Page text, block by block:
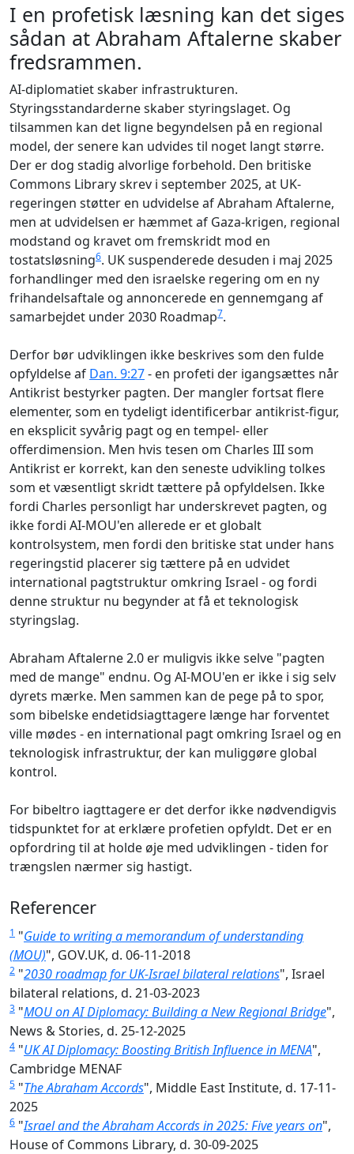
I en profetisk læsning kan det siges
sådan at Abraham Aftalerne skaber
fredsrammen.
AI-diplomatiet skaber infrastrukturen.
Styringsstandarderne skaber styringslaget. Og
tilsammen kan det ligne begyndelsen på en regional
model, der senere kan udvides til noget langt større.
Der er dog stadig alvorlige forbehold. Den britiske
Commons Library skrev i september 2025, at UK-
regeringen støtter en udvidelse af Abraham Aftalerne,
men at udvidelsen er hæmmet af Gaza-krigen, regional
modstand og kravet om fremskridt mod en
tostatsløsning6. UK suspenderede desuden i maj 2025
forhandlinger med den israelske regering om en ny
frihandelsaftale og annoncerede en gennemgang af
samarbejdet under 2030 Roadmap7.
Derfor bør udviklingen ikke beskrives som den fulde
opfyldelse af Dan. 9:27- en profeti der igangsættes når
Antikrist bestyrker pagten. Der mangler fortsat flere
elementer, som en tydeligt identificerbar antikrist-figur,
en eksplicit syvårig pagt og en tempel- eller
offerdimension. Men hvis tesen om Charles III som
Antikrist er korrekt, kan den seneste udvikling tolkes
som et væsentligt skridt tættere på opfyldelsen. Ikke
fordi Charles personligt har underskrevet pagten, og
ikke fordi AI-MOU'en allerede er et globalt
kontrolsystem, men fordi den britiske stat under hans
regeringstid placerer sig tættere på en udvidet
international pagtstruktur omkring Israel - og fordi
denne struktur nu begynder at få et teknologisk
styringslag.
Abraham Aftalerne 2.0 er muligvis ikke selve "pagten
med de mange" endnu. Og AI-MOU'en er ikke i sig selv
dyrets mærke. Men sammen kan de pege på to spor,
som bibelske endetidsiagttagere længe har forventet
ville mødes - en international pagt omkring Israel og en
teknologisk infrastruktur, der kan muliggøre global
kontrol.
For bibeltro iagttagere er det derfor ikke nødvendigvis
tidspunktet for at erklære profetien opfyldt. Det er en
opfordring til at holde øje med udviklingen - tiden for
trængslen nærmer sig hastigt.
Referencer
1 "Guide to writing a memorandum of understanding
(MOU)", GOV.UK, d. 06-11-2018
2 "2030 roadmap for UK-Israel bilateral relations", Israel
bilateral relations, d. 21-03-2023
3 "MOU on AI Diplomacy: Building a New Regional Bridge",
News & Stories, d. 25-12-2025
4 "UK AI Diplomacy: Boosting British Influence in MENA",
Cambridge MENAF
5 "The Abraham Accords", Middle East Institute, d. 17-11-
2025
6 "Israel and the Abraham Accords in 2025: Five years on",
House of Commons Library, d. 30-09-2025